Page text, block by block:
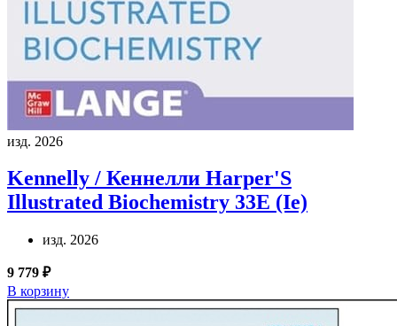
изд. 2026
Kennelly / Кеннелли Harper'S
Illustrated Biochemistry 33E (Ie)
изд. 2026
9 779 ₽
В корзину